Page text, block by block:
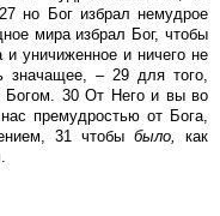
но Бог избрал немудрое
мира избрал Бог, чтобы
уничиженное и ничего не
значащее, – 29 для того,
Богом. 30 От Него и вы во
премудростью от Бога,
31 чтобы было,
как